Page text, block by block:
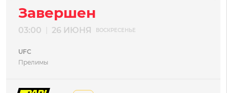
Завершен
03:00 26 ИЮНЯ ВОСКРЕСЕНЬЕ
UFC
Прелимы